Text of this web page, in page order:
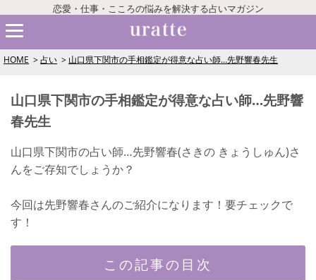
恋愛・仕事・こころの悩みを解決する占いマガジン
HOME 占い 山口県下関市の手相鑑定が得意な占い師…先野響春先生
山口県下関市の手相鑑定が得意な占い師…先野響
春先生
山口県下関市の占い師…先野響春(さきの きょうしゅん)さ
んをご存知でしょうか？
今回は先野響春さんのご紹介になります！要チェックで
す！
この記事の目次